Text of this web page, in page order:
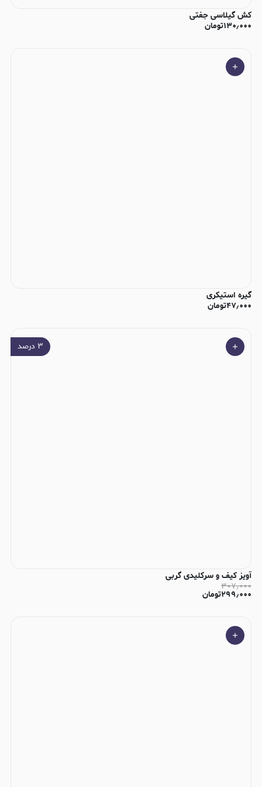
کش گیلاسی جفتی
۱۳۰٫۰۰۰تومان
گیره استیکری
۴۷٫۰۰۰تومان
۳ درصد
آویز کیف و سرکلیدی گربی
۳۰۷٫۰۰۰
۲۹۹٫۰۰۰تومان